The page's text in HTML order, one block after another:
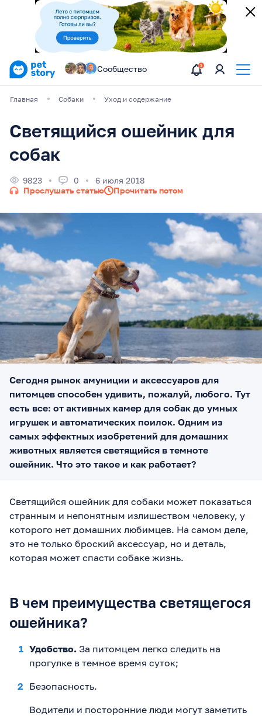
Сообщество
Главная Собаки Уход и содержание
Светящийся ошейник для
собак
9823 0
6 июля 2018
Прослушать статью
Прочитать потом
Сегодня рынок амуниции и аксессуаров для
питомцев способен удивить, пожалуй, любого. Тут
есть все: от активных камер для собак до умных
игрушек и автоматических поилок. Одним из
самых эффектных изобретений для домашних
животных является светящийся в темноте
ошейник. Что это такое и как работает?
Светящийся ошейник для собаки может показаться
странным и непонятным излишеством человеку, у
которого нет домашних любимцев. На самом деле,
это не только броский аксессуар, но и деталь,
которая может спасти собаке жизнь.
В чем преимущества светящегося
ошейника?
Удобство. За питомцем легко следить на
прогулке в темное время суток;
Безопасность.
Водители и посторонние люди могут заметить